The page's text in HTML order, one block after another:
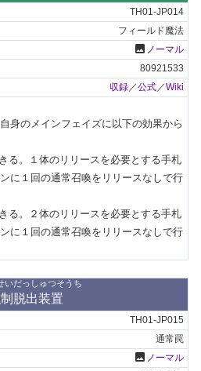
TH01-JP014
フィールド魔法
photo ノーマル
80921533
収録／公式／Wiki
身のメインフェイズに以下の効果から
る。１体のリリースを必要とする手札
に１回の通常召喚をリリースなしで行
る。２体のリリースを必要とする手札
に１回の通常召喚をリリースなしで行
いだっしゅつそうち
脱出装置
TH01-JP015
通常罠
photo ノーマル